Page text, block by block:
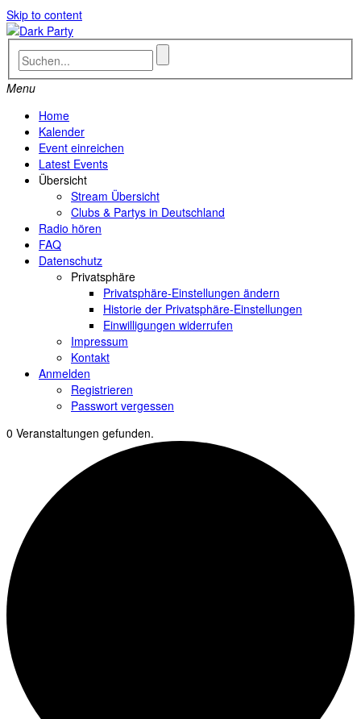
Skip to content
Menu
Home
Kalender
Event einreichen
Latest Events
Übersicht
Stream Übersicht
Clubs & Partys in Deutschland
Radio hören
FAQ
Datenschutz
Privatsphäre
Privatsphäre-Einstellungen ändern
Historie der Privatsphäre-Einstellungen
Einwilligungen widerrufen
Impressum
Kontakt
Anmelden
Registrieren
Passwort vergessen
0 Veranstaltungen gefunden.